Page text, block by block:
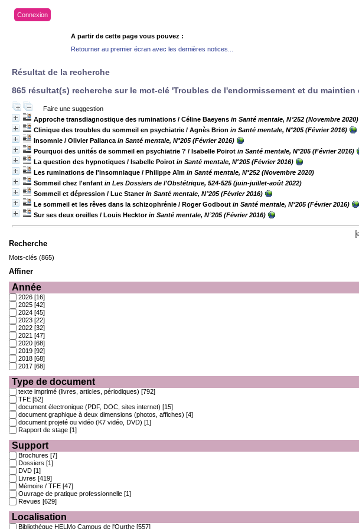
Connexion
A partir de cette page vous pouvez :
Retourner au premier écran avec les dernières notices...
Résultat de la recherche
865 résultat(s) recherche sur le mot-clé 'Troubles de l'endormissement et du maintien
Faire une suggestion
Approche transdiagnostique des ruminations / Céline Baeyens in Santé mentale, N°252 (Novembre 2020)
Clinique des troubles du sommeil en psychiatrie / Agnès Brion in Santé mentale, N°205 (Février 2016)
Insomnie / Olivier Pallanca in Santé mentale, N°205 (Février 2016)
Pourquoi des unités de sommeil en psychiatrie ? / Isabelle Poirot in Santé mentale, N°205 (Février 2016)
La question des hypnotiques / Isabelle Poirot in Santé mentale, N°205 (Février 2016)
Les ruminations de l'insomniaque / Philippe Aïm in Santé mentale, N°252 (Novembre 2020)
Sommeil chez l'enfant in Les Dossiers de l'Obstétrique, 524-525 (juin-juillet-août 2022)
Sommeil et dépression / Luc Stanerin Santé mentale, N°205 (Février 2016)
Le sommeil et les rêves dans la schizophrénie / Roger Godbout in Santé mentale, N°205 (Février 2016)
Sur ses deux oreilles / Louis Hecktorin Santé mentale, N°205 (Février 2016)
Recherche
Mots-clés (865)
Affiner
Année
2026 [16]
2025 [42]
2024 [45]
2023 [22]
2022 [32]
2021 [47]
2020 [68]
2019 [92]
2018 [68]
2017 [68]
Type de document
texte imprimé (livres, articles, périodiques) [792]
TFE [52]
document électronique (PDF, DOC, sites internet) [15]
document graphique à deux dimensions (photos, affiches) [4]
document projeté ou vidéo (K7 vidéo, DVD) [1]
Rapport de stage [1]
Support
Brochures [7]
Dossiers [1]
DVD [1]
Livres [419]
Mémoire / TFE [47]
Ouvrage de pratique professionnelle [1]
Revues [629]
Localisation
Bibliothèque HELMo Campus de l'Ourthe [557]